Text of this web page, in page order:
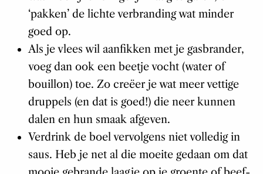
‘pakken’ de lichte verbranding wat minder
goed op.
Als je vlees wil aanfikken met je gasbrander,
voeg dan ook een beetje vocht (water of
bouillon) toe. Zo creëer je wat meer vettige
druppels (en dat is goed!) die neer kunnen
dalen en hun smaak afgeven.
Verdrink de boel vervolgens niet volledig in
saus. Heb je net al die moeite gedaan om dat